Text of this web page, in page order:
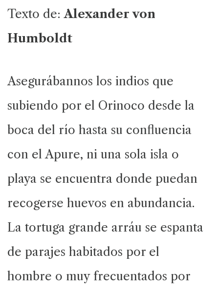
Texto de:Alexander von
Humboldt
Asegurábannos los indios que
subiendo por el Orinoco desde la
boca del río hasta su confluencia
con el Apure, ni una sola isla o
playa se encuentra donde puedan
recogerse huevos en abundancia.
La tortuga grande arráu se espanta
de parajes habitados por el
hombre o muy frecuentados por